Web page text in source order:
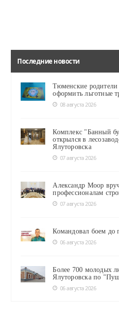
Последние новости
Тюменские родители
оформить льготные
08 августа 2026
Комплекс "Банный
открылся в
Ялуторовска
07 августа 2026
Александр Моор
профессионалам
07 августа 2026
Командовал боем до
06 августа 2026
Более 700 молодых
Ялуторовска по
06 августа 2026